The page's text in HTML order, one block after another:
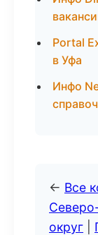
Portal
в Уфа
Инфо
← Все
округ